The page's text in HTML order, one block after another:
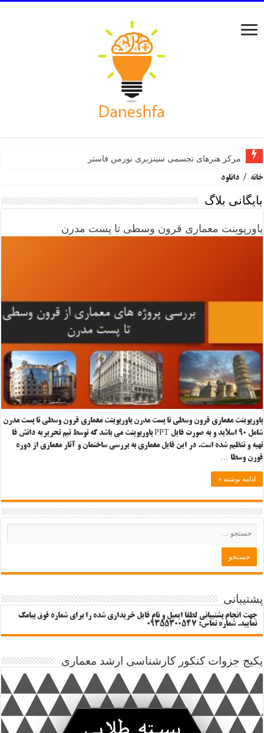
مرکز هنرهای تجسمی سینزبری نورمن فاستر
خانه / دانلود
بایگانی بلاگ
پاورپوینت معماری قرون وسطی تا پست مدرن
پاورپوینت معماری قرون وسطی تا پست مدرن پاورپوینت معماری قرون وسطی تا پست مدرن
شامل ۹۰ اسلاید و به صورت فایل PPT پاورپوینت می باشد که توسط تیم تحریریه دانش فا
تهیه و تنظیم شده است. در این فایل معماری به بررسی ساختمان و آثار معماری از دوره
قورن وسطا …
ادامه نوشته »
پشتیبانی
جهت انجام پشتیبانی لطفا ایمیل و نام فایل خریداری شده را برای شماره فوق پیامک
نمایید. شماره تماس: 09355300547
پکیج جزوات کنکور کارشناسی ارشد معماری